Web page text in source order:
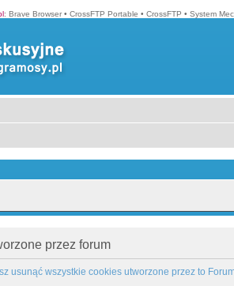
: Brave Browser • CrossFTP Portable • CrossFTP • System
przez forum
usunąć wszystkie cookies utworzone przez to